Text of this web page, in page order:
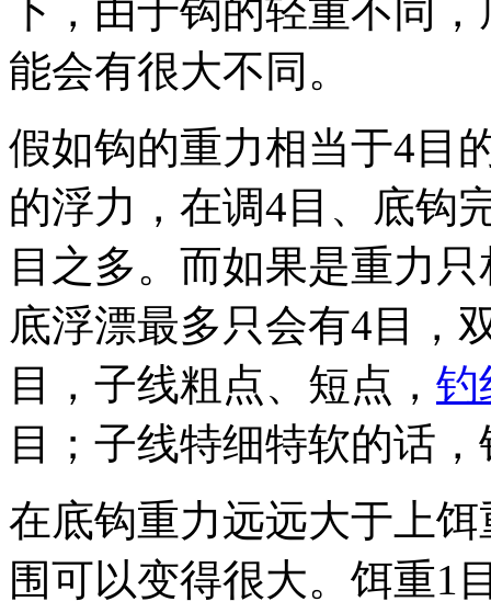
下，由于钩的轻重不同
能会有很大不同。
假如钩的重力相当于4目
的浮力，在调4目、底钩
目之多。而如果是重力
底浮漂最多只会有4目，
目，子线粗点、短点， 钓
目；子线特细特软的话
在底钩重力远远大于上
围可以变得很大。饵重1